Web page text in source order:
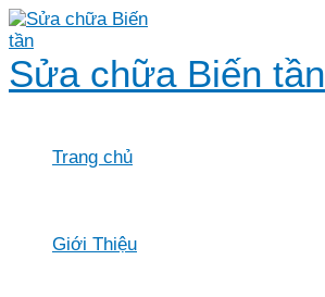
Skip
to
content
Sửa chữa Biến tần
Trang chủ
Giới Thiệu